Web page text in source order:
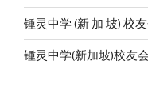
锺灵中学 (新 加 坡) 校
锺灵中学(新加坡)校友